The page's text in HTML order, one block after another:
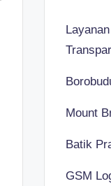
Mount
Batik
GSM